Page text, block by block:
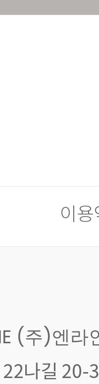
이
(주)엔라
나길